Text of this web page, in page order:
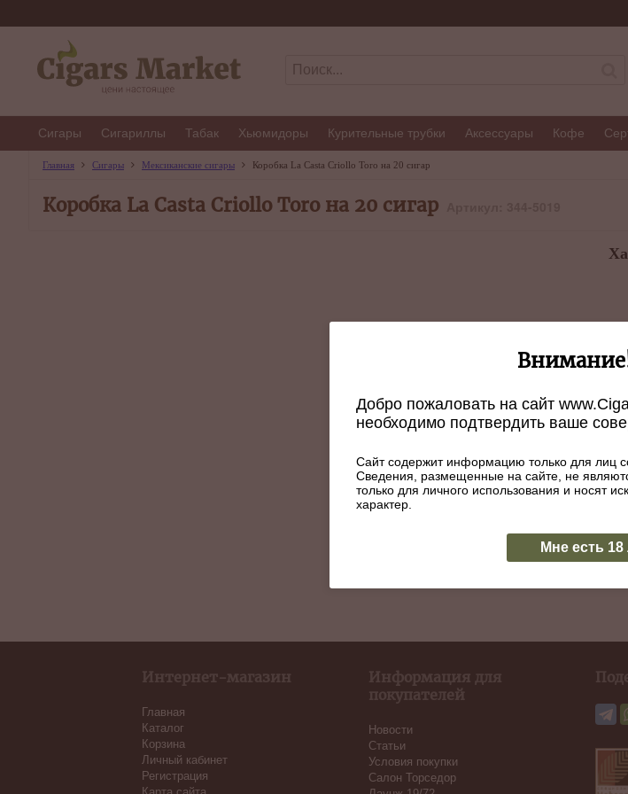
Сигары Сигариллы Табак Хьюмидоры Курительные трубки Аксессуары Кофе
Главная Сигары Мексиканские сигары Коробка La Casta Criollo Toro на 20 сигар
Коробка La Casta Criollo Toro на 20 сигар
Добро пожаловать на сайт
необходимо подтвердить ваше
Сайт содержит информацию только для лиц
Сведения, размещенные на сайте, не
только для личного использования и носят
характер.
Мне есть 18
Интернет-магазин
Главная
Каталог
Корзина
Личный кабинет
Регистрация
Информация для
покупателей
Новости
Статьи
Условия покупки
Салон Торседор